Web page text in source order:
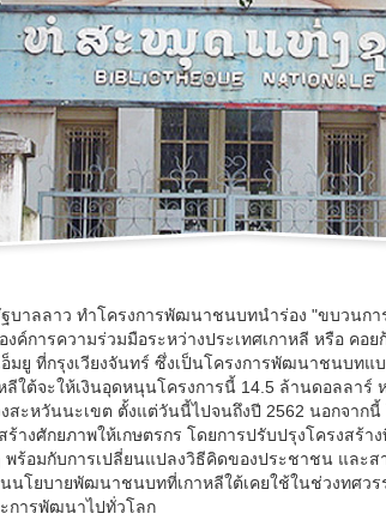
ฐบาลลาว ทำโครงการพัฒนาชนบทนำร่อง "ขบวน
ค์การความร่วมมือระหว่างประเทศเกาหลี หรือ คอ
มยู ที่กรุงเวียงจันทร์ ซึ่งเป็นโครงการพัฒนาชนบ
ลีใต้จะให้เงินอุดหนุนโครงการนี้ 14.5 ล้านดอลลา
ะหวันนะเขต ตั้งแต่วันนี้ไปจนถึงปี 2562 นอกจากนี้
งศักยภาพให้เกษตรกร โดยการปรับปรุงโครงสร้
ร้อมกับการเปลี่ยนแปลงวิธีคิดของประชาชน และส
นนโยบายพัฒนาชนบทที่เกาหลีใต้เคยใช้ในช่วงทศว
การพัฒนาไปทั่วโลก